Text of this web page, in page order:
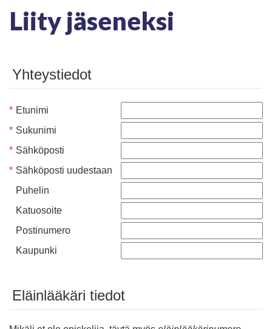
Liity jäseneksi
Yhteystiedot
* Etunimi
* Sukunimi
* Sähköposti
* Sähköposti uudestaan
Puhelin
Katuosoite
Postinumero
Kaupunki
Eläinlääkäri tiedot